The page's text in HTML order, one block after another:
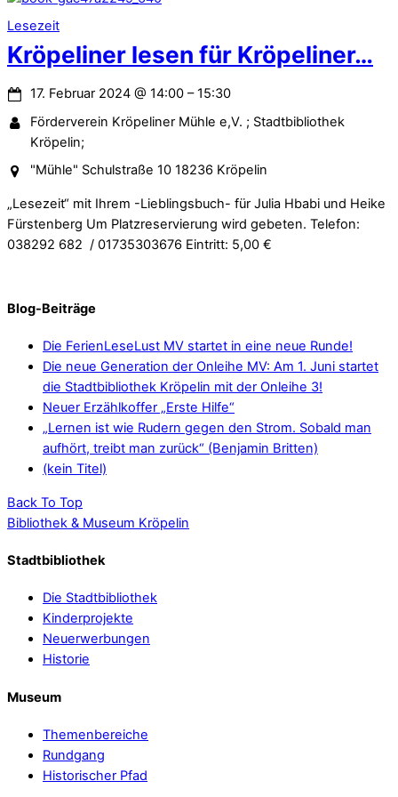
Lesezeit
Kröpeliner lesen für Kröpeliner…
17. Februar 2024 @14:00 –15:30
Förderverein Kröpeliner Mühle e,V. ; Stadtbibliothek
Kröpelin;
"Mühle" Schulstraße 10 18236 Kröpelin
„Lesezeit“ mit Ihrem -Lieblingsbuch- für Julia Hbabi und Heike
Fürstenberg Um Platzreservierung wird gebeten. Telefon:
038292 682 / 01735303676 Eintritt: 5,00 €
Blog-Beiträge
Die FerienLeseLust MV startet in eine neue Runde!
Die neue Generation der Onleihe MV: Am 1. Juni startet
die Stadtbibliothek Kröpelin mit der Onleihe 3!
Neuer Erzählkoffer „Erste Hilfe“
„Lernen ist wie Rudern gegen den Strom. Sobald man
aufhört, treibt man zurück“ (Benjamin Britten)
(kein Titel)
Back To Top
Bibliothek & Museum Kröpelin
Stadtbibliothek
Die Stadtbibliothek
Kinderprojekte
Neuerwerbungen
Historie
Museum
Themenbereiche
Rundgang
Historischer Pfad